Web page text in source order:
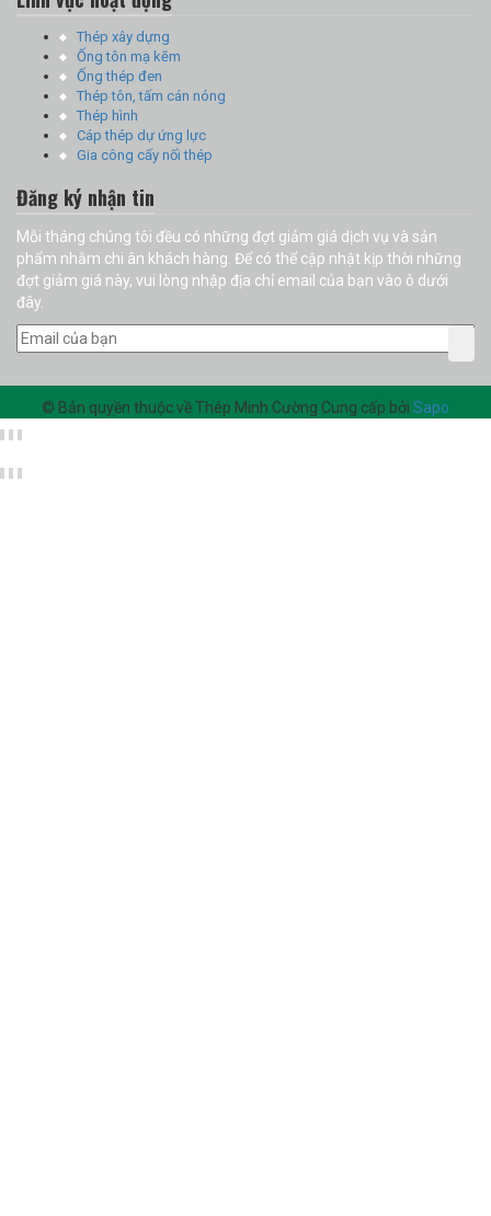
Thép xây dựng
Ống tôn mạ kẽm
Ống thép đen
Thép tôn, tấm cán nóng
Thép hình
Cáp thép dự ứng lực
Gia công cấy nối thép
Đăng ký nhận tin
Mỗi tháng chúng tôi đều có những đợt giảm giá dịch vụ và sản
phẩm nhằm chi ân khách hàng. Để có thể cập nhật kịp thời những
đợt giảm giá này, vui lòng nhập địa chỉ email của bạn vào ô dưới
đây.
© Bản quyền thuộc về Thép Minh Cường Cung cấp bởi Sapo